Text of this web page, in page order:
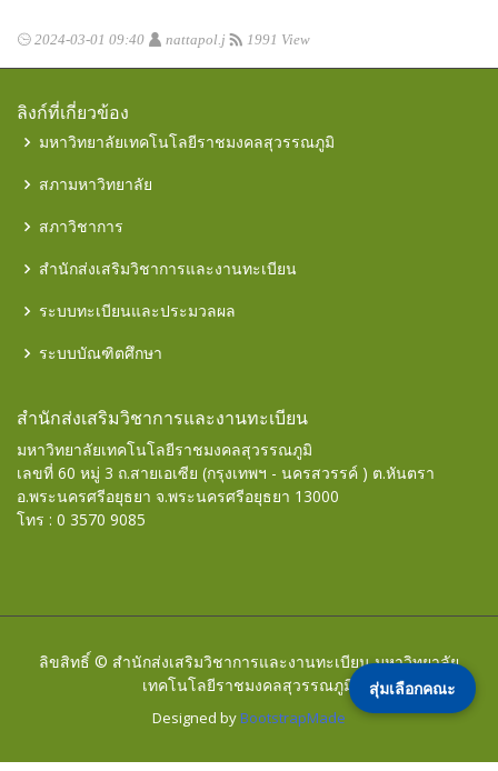
2024-03-01 09:40 nattapol.j 1991 View
ลิงก์ที่เกี่ยวข้อง
มหาวิทยาลัยเทคโนโลยีราชมงคลสุวรรณภูมิ
สภามหาวิทยาลัย
สภาวิชาการ
สำนักส่งเสริมวิชาการและงานทะเบียน
ระบบทะเบียนและประมวลผล
ระบบบัณฑิตศึกษา
สำนักส่งเสริมวิชาการและงานทะเบียน
มหาวิทยาลัยเทคโนโลยีราชมงคลสุวรรณภูมิ
เลขที่ 60 หมู่ 3 ถ.สายเอเซีย (กรุงเทพฯ - นครสวรรค์ ) ต.หันตรา
อ.พระนครศรีอยุธยา จ.พระนครศรีอยุธยา 13000
โทร : 0 3570 9085
ลิขสิทธิ์ © สำนักส่งเสริมวิชาการและงานทะเบียน มหาวิทยาลัย
เทคโนโลยีราชมงคลสุวรรณภูมิ.
Designed byBootstrapMade
สุ่มเลือกคณะ